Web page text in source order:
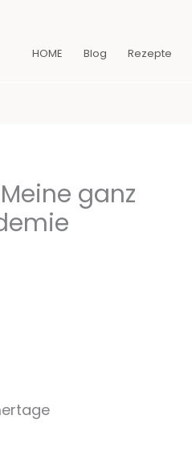
HOME Blog Rezepte
ganz